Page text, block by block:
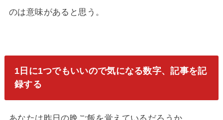
のは意味があると思う。
1日に1つでもいいので気になる数字、記事を記
録する
あなたは昨日の晩ご飯を覚えているだろうか